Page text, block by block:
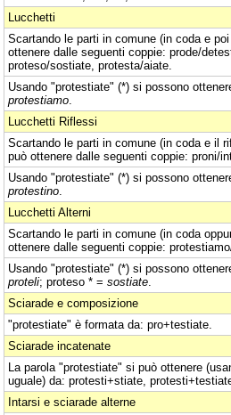
Lucchetti
Scartando le parti in comune (in coda e
ottenere dalle seguenti coppie: prode/
proteso/sostiate, protesta/aiate.
Usando "protestiate" (*) si possono
protestiamo
Lucchetti Riflessi
Scartando le parti in comune (in coda e il
può ottenere dalle seguenti coppie: proni/
Usando "protestiate" (*) si possono
protestino
Lucchetti Alterni
Scartando le parti in comune (in coda
ottenere dalle seguenti coppie:
Usando "protestiate" (*) si possono
proteli; proteso * = sostiate
Sciarade e composizione
"protestiate" è formata da: pro+testiate.
Sciarade incatenate
La parola "protestiate" si può ottenere
uguale) da: protesti+stiate,
Intarsi e sciarade alterne